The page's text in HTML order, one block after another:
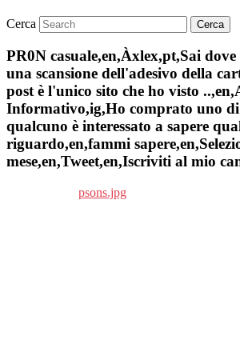
Cerca
PR0N casuale,en,Àxlex,pt,Sai
una scansione dell'adesivo della
post è l'unico sito che ho visto
Informativo,ig,Ho comprato uno di
qualcuno è interessato a sapere
riguardo,en,fammi
mese,en,Tweet,en,Iscriviti al mio